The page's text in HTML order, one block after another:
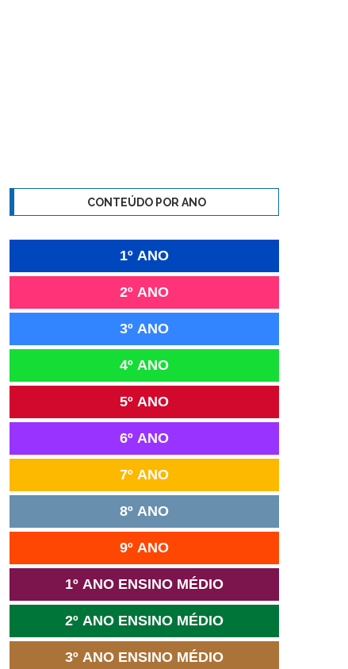
CONTEÚDO POR ANO
1º ANO
2º ANO
3º ANO
4º ANO
5º ANO
6º ANO
7º ANO
8º ANO
9º ANO
1º ANO ENSINO MÉDIO
2º ANO ENSINO MÉDIO
3º ANO ENSINO MÉDIO